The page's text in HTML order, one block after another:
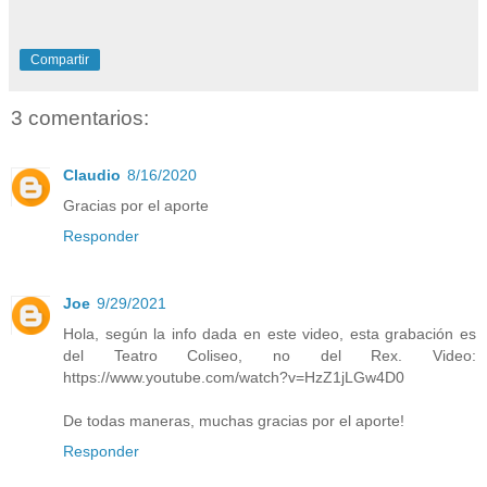
Compartir
3 comentarios:
Claudio 8/16/2020
Gracias por el aporte
Responder
Joe 9/29/2021
Hola, según la info dada en este video, esta grabación es
del Teatro Coliseo, no del Rex. Video:
https://www.youtube.com/watch?v=HzZ1jLGw4D0
De todas maneras, muchas gracias por el aporte!
Responder